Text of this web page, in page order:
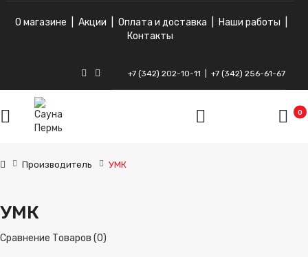
О магазине Акции Оплата и доставка Наши работы
Контакты
+7 (342) 202-10-11 +7 (342) 256-61-67
0
Производитель УМК
УМК
Сравнение Товаров (0)